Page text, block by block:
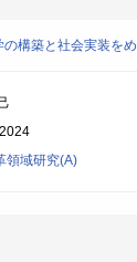
構築と社会実装を
領域研究(A)